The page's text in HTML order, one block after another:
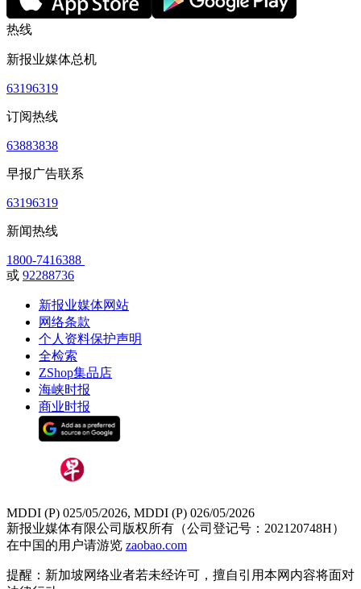
热线
新报业媒体总机
63196319
订阅热线
63883838
早报广告联系
63196319
新闻热线
1800-7416388
或 92288736
新报业媒体网站
网络条款
个人资料保护声明
全检索
ZShop集品店
海峡时报
商业时报
MDDI (P) 025/05/2026, MDDI (P) 026/05/2026
新报业媒体有限公司版权所有（公司登记号：202120748H）
在中国的用户请游览 zaobao.com
提醒：新加坡网络业者若未经许可，擅自引用本网内容将面对